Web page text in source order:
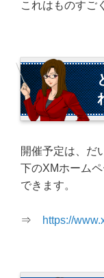
これはものすご
開催予定は、だ
下のXMホーム
できます。
⇒ https://